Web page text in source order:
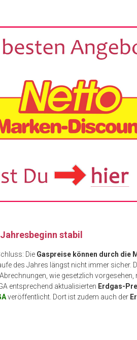
stabil
Die Gaspreise können durch die
des Jahres längst nicht immer sicher.
wie gesetzlich
entsprechend aktualisierten Erdgas-
veröffentlicht. Dort ist zudem auch der